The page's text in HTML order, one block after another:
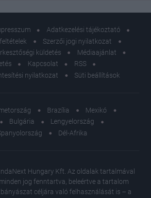
Adatkezelési tájékoztató
Szerzői jogi nyilatkozat
küldetés
Médiaajánlat
Kapcsolat
RSS
nyilatkozat
Süti beállítások
Brazília
Mexikó
Bulgária
Lengyelország
Dél-Afrika
Hungary Kft. Az oldalak tartalmával
jog fenntartva, beleértve a tartalom
céljára való felhasználását is – a